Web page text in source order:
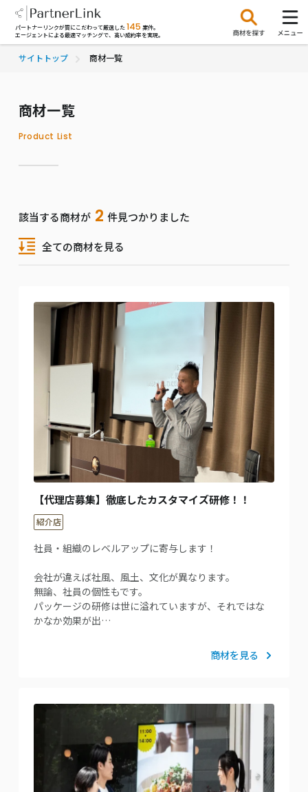
パートナーリンクが質にこだわって厳選した 145 案件。
エージェントによる最適マッチングで、高い成約率を実現。
サイトトップ 商材一覧
商材一覧
Product List
該当する商材が 2 件見つかりました
全ての商材を見る
【代理店募集】徹底したカスタマイズ研修！！
紹介店
社員・組織のレベルアップに寄与します！
会社が違えば社風、風土、文化が異なります。
無論、社員の個性もです。
パッケージの研修は世に溢れていますが、それではな
かなか効果が出…
商材を見る